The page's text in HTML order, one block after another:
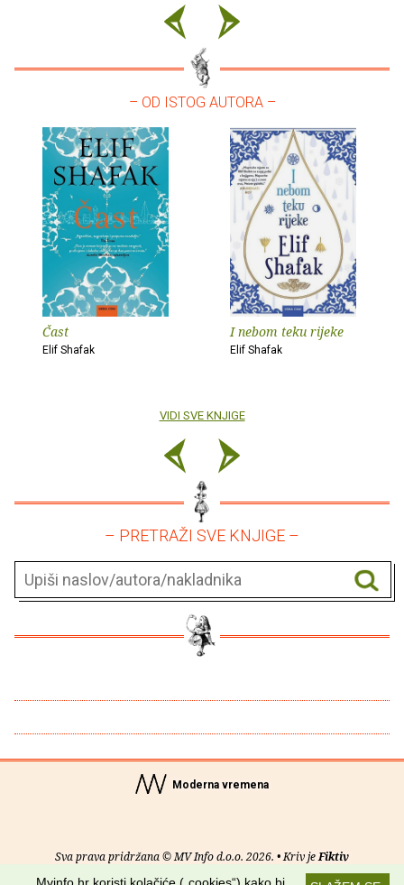
– OD ISTOG AUTORA –
Čast
Elif Shafak
I nebom teku rijeke
Elif Shafak
VIDI SVE KNJIGE
– PRETRAŽI SVE KNJIGE –
Moderna vremena
Sva prava pridržana © MV Info d.o.o. 2026. • Kriv jeFiktiv